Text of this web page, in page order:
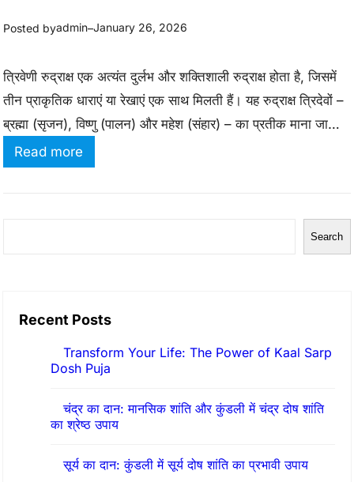
Posted byadmin–January 26, 2026
त्रिवेणी रुद्राक्ष एक अत्यंत दुर्लभ और शक्तिशाली रुद्राक्ष होता है, जिसमें
तीन प्राकृतिक धाराएं या रेखाएं एक साथ मिलती हैं। यह रुद्राक्ष त्रिदेवों –
ब्रह्मा (सृजन), विष्णु (पालन) और महेश (संहार) – का प्रतीक माना जाता
है। यह रुद्राक्ष धारक के जीवन में संतुलन, रचनात्मकता, संरक्षण और
आध्यात्मिक उन्नति लाने की शक्ति रखता है। परिचय…
Read more
:
ह्मा
वि
औ
Search
Recent Posts
Transform Your Life: The Power of Kaal Sarp
Dosh Puja
चंद्र का दान: मानसिक शांति और कुंडली में चंद्र दोष शांति
का श्रेष्ठ उपाय
सूर्य का दान: कुंडली में सूर्य दोष शांति का प्रभावी उपाय